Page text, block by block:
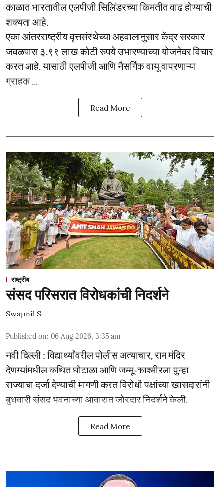
काळात भारतातील एलपीजी सिलिंडरच्या किमतीत वाढ होण्याची
शक्यता आहे.
एका आंतरराष्ट्रीय वृत्तसंस्थेच्या अहवालानुसार केंद्र सरकार
जवळपास ३.९९ लाख कोटी रुपये उभारण्याच्या योजनेवर विचार
करत आहे. यासाठी एलपीजी आणि नैसर्गिक वायू वापरणाऱ्या
ग्राहक ...
Read More
राष्ट्रीय
संसद परिसरात विरोधकांची निदर्शने
Swapnil S
Published on: 06 Aug 2026, 3:35 am
नवी दिल्ली : विद्यार्थ्यांवरील पोलीस अत्याचार, राम मंदिर
देणग्यांमधील कथित घोटाळा आणि जम्मू-काश्मीरला पुन्हा
राज्याचा दर्जा देण्याची मागणी करत विरोधी पक्षांच्या खासदारांनी
बुधवारी संसद भवनाच्या आवारात जोरदार निदर्शने केली.
Read More